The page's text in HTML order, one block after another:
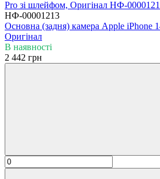
НФ-00001213
Основна (задня) камера Apple iPhone
Оригінал
В наявності
2 442 грн